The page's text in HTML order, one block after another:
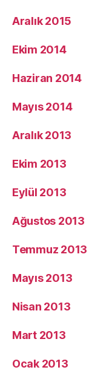
Aralık 2015
Ekim 2014
Haziran 2014
Mayıs 2014
Aralık 2013
Ekim 2013
Eylül 2013
Ağustos 2013
Temmuz 2013
Mayıs 2013
Nisan 2013
Mart 2013
Ocak 2013